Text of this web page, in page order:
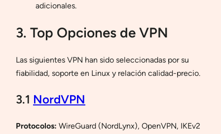
adicionales.
3. Top Opciones de VPN
Las siguientes VPN han sido seleccionadas por su
fiabilidad, soporte en Linux y relación calidad-precio.
3.1 NordVPN
Protocolos: WireGuard (NordLynx), OpenVPN, IKEv2